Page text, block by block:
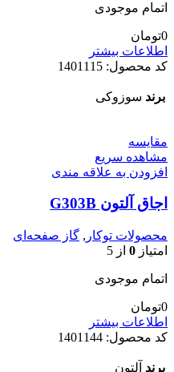
اتمام موجودی
0تومان
اطلاعات بیشتر
کد محصول: 1401115
برند سوزوکی
مقایسه
مشاهده سریع
افزودن به علاقه مندی
اجاق آلتون G303B
محصولات توکار , گاز صفحه‌ای
امتیاز 0 از 5
اتمام موجودی
0تومان
اطلاعات بیشتر
کد محصول: 1401144
برند آلتون